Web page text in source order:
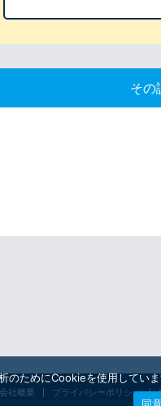
その
会社概要 プライバシーポリシー
のためにCookieを使用して
同